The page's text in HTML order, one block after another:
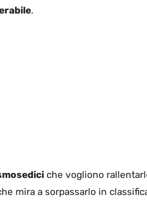
.
che vogliono
mira a sorpassarlo in